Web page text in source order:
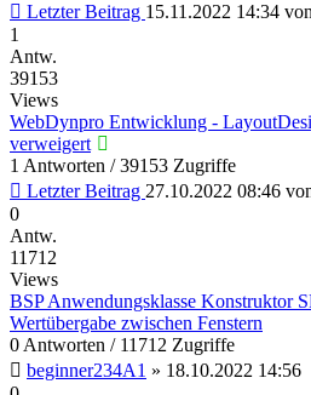
Letzter Beitrag 15.11.2022 14:34 von
1
Antw.
39153
Views
WebDynpro Entwicklung -
verweigert
1 Antworten / 39153 Zugriffe
Letzter Beitrag 27.10.2022 08:46
0
Antw.
11712
Views
BSP Anwendungsklasse Konstruktor
Wertübergabe zwischen Fenstern
0 Antworten / 11712 Zugriffe
beginner234A1 » 18.10.2022 14:56